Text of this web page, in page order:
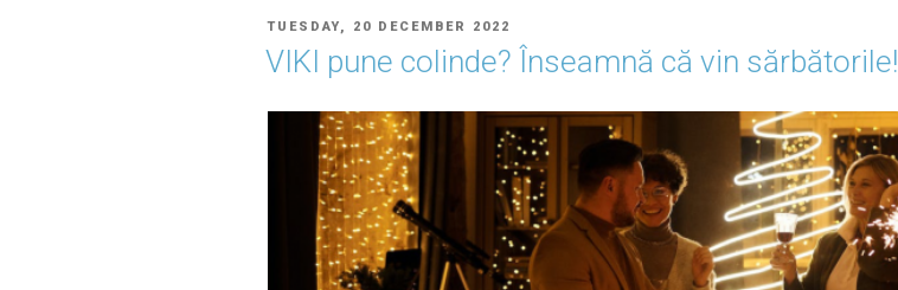
POSTED
TUESDAY, 20 DECEMBER 2022
VIKI pune colinde? Înseamnă că vin sărbătorile!